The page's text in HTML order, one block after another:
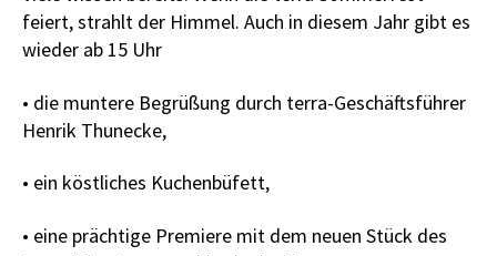
feiert, strahlt der Himmel. Auch in diesem Jahr gibt es
wieder ab 15 Uhr
• die muntere Begrüßung durch terra-Geschäftsführer
Henrik Thunecke,
• ein köstliches Kuchenbüfett,
• eine prächtige Premiere mit dem neuen Stück des